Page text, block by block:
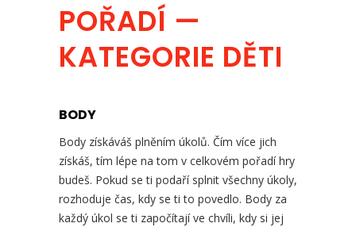
POŘADÍ —
KATEGORIE DĚTI
BODY
Body získáváš plněním úkolů. Čím více jich
získáš, tím lépe na tom v celkovém pořadí hry
budeš. Pokud se ti podaří splnit všechny úkoly,
rozhoduje čas, kdy se ti to povedlo. Body za
každý úkol se ti započítají ve chvíli, kdy si jej